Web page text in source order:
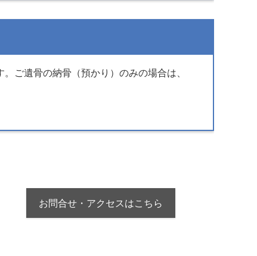
ご遺骨の納骨（預かり）のみの場合は、
お問合せ・アクセスはこちら